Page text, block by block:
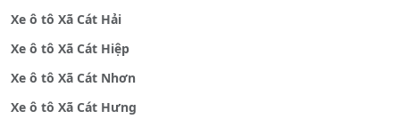
Xe ô tô Xã Cát Hải
Xe ô tô Xã Cát Hiệp
Xe ô tô Xã Cát Nhơn
Xe ô tô Xã Cát Hưng